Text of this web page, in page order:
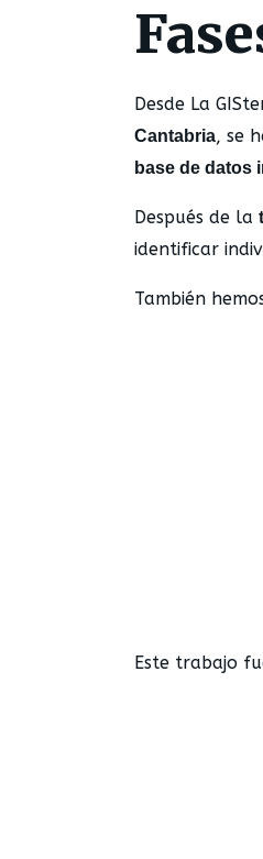
Desde La
Cantabria, se
base de datos
Después de la
identificar
También
Este trabajo